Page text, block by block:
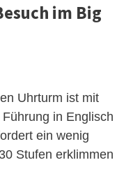
im Big
Uhrturm ist mit
in Englisch
ein wenig
Stufen erklimmen